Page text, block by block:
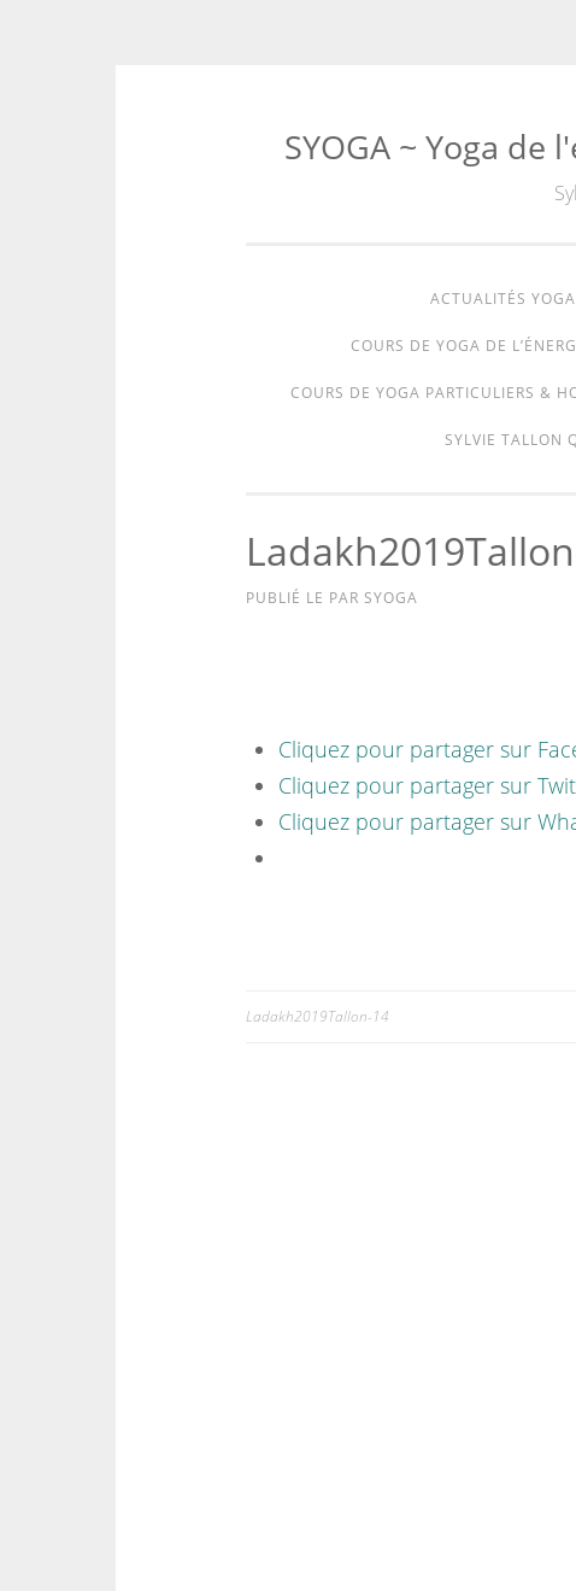
SYOGA ~ Yoga
ACTUALITÉS
COURS DE YOGA DE
COURS DE YOGA PARTICULIERS &
SYLVIE TALLON
PUBLIÉ LE PAR SYOGA
Cliquez pour partager sur
Cliquez pour partager sur
Cliquez pour partager sur
Ladakh2019Tallon-14